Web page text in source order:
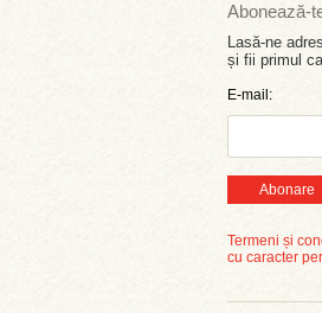
Abonează-
Lasă-ne
și fii primul
E-mail:
Abonare
Termeni și
cu caracter